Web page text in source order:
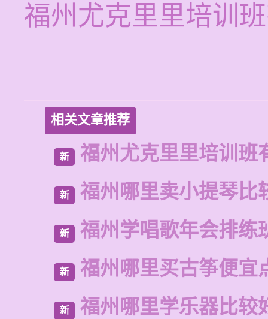
福州尤克里里培训
相关文章推荐
新 福州尤克里里培训班
新 福州哪里卖小提琴比
新 福州学唱歌年会排练
新 福州哪里买古筝便宜
新 福州哪里学乐器比较